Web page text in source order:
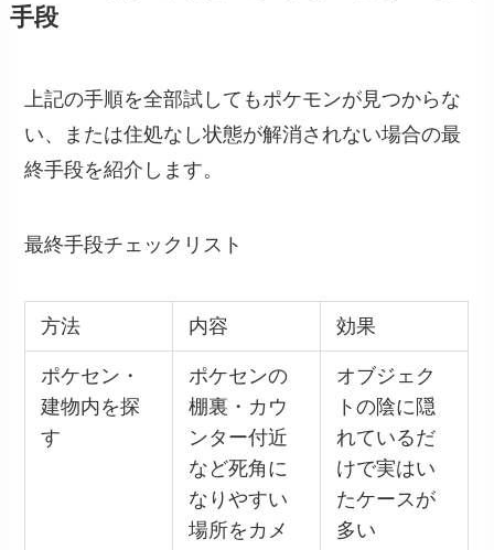
手段
上記の手順を全部試してもポケモンが見つからな
い、または住処なし状態が解消されない場合の最
終手段を紹介します。
最終手段チェックリスト
方法 内容 効果
ポケセン・
建物内を探
す
ポケセンの
棚裏・カウ
ンター付近
など死角に
なりやすい
場所をカメ
オブジェク
トの陰に隠
れているだ
けで実はい
たケースが
多い